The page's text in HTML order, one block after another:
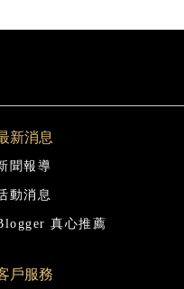
新消息
聞報導
動消息
真心推薦
戶服務